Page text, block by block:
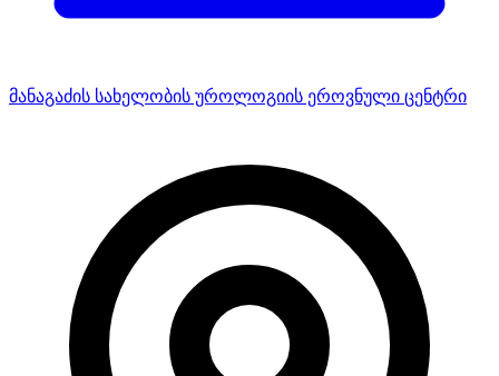
მანაგაძის სახელობის უროლოგიის ეროვნული ცენტრი